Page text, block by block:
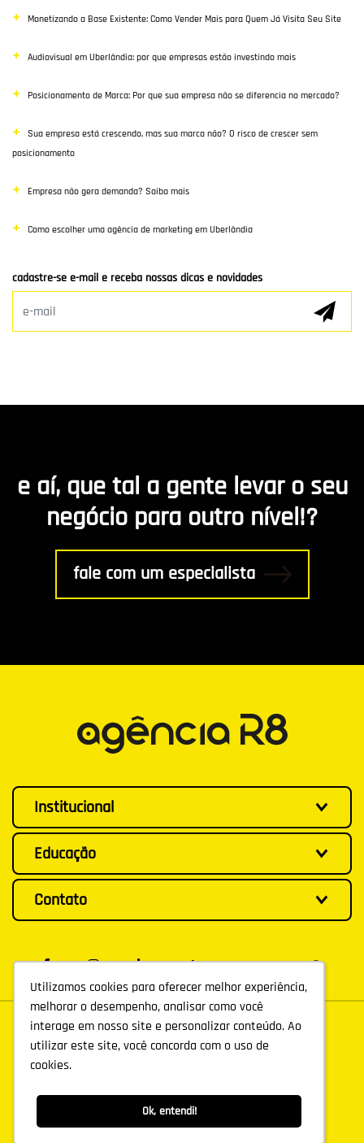
Utilizamos cookies para oferecer melhor experiência,
melhorar o desempenho, analisar como você
interage em nosso site e personalizar conteúdo. Ao
utilizar este site, você concorda com o uso de
cookies.
Ok, entendi!
Utilizamos cookies para oferecer melhor experiência,
melhorar o desempenho, analisar como você
interage em nosso site e personalizar conteúdo. Ao
utilizar este site, você concorda com o uso de
cookies.
Ok, entendi!
Google Ads
E-commerce
Poisiconamento e Branding
SEO
Marketing Digital
Desenvolvimento de app
R8 Indica
Gestão
Monetizando a Base Existente: Como Vender Mais para Quem Já Visita Seu Site
Audiovisual em Uberlândia: por que empresas estão investindo mais
Posicionamento de Marca: Por que sua empresa não se diferencia no mercado?
Sua empresa está crescendo, mas sua marca não? O risco de crescer sem
posicionamento
Empresa não gera demanda? Saiba mais
Como escolher uma agência de marketing em Uberlândia
cadastre-se e-mail e receba nossas dicas e novidades
e aí, que tal a gente levar o seu
negócio para outro nível!?
fale com um especialista
Institucional
Educação
Contato
. TODOS OS DIREITOS RESERVADOS.